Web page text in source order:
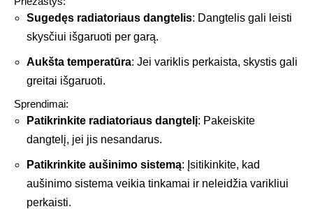
Sugedęs radiatoriaus dangtelis: Dangtelis gali leisti
skysčiui išgaruoti per garą.
Aukšta temperatūra: Jei variklis perkaista, skystis gali
greitai išgaruoti.
Sprendimai:
Patikrinkite radiatoriaus dangtelį: Pakeiskite
dangtelį, jei jis nesandarus.
Patikrinkite aušinimo sistemą: Įsitikinkite, kad
aušinimo sistema veikia tinkamai ir neleidžia varikliui
perkaisti.